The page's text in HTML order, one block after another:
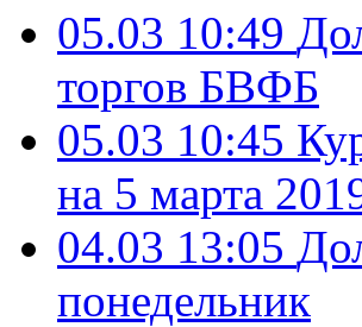
05.03 10:49
торгов БВФБ
05.03 10:45
на 5 марта
04.03 13:05
понедельник